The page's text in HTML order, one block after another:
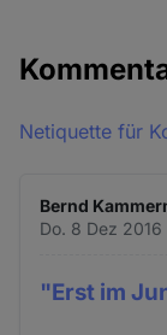
Netiquette für
Bernd
Do. 8 Dez 2016
"Erst im